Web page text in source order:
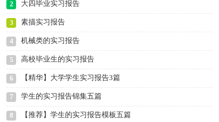
2 大四毕业实习报告
3 素描实习报告
4 机械类的实习报告
5 高校毕业生的实习报告
6 【精华】大学学生实习报告3篇
7 学生的实习报告锦集五篇
8 【推荐】学生的实习报告模板五篇